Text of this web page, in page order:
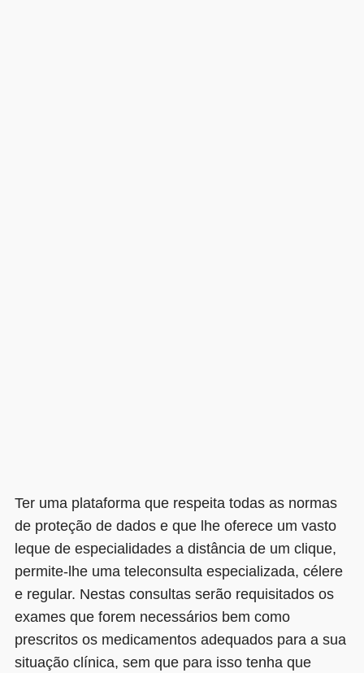
Ter uma plataforma que respeita todas as normas
de proteção de dados e que lhe oferece um vasto
leque de especialidades a distância de um clique,
permite-lhe uma teleconsulta especializada, célere
e regular. Nestas consultas serão requisitados os
exames que forem necessários bem como
prescritos os medicamentos adequados para a sua
situação clínica, sem que para isso tenha que